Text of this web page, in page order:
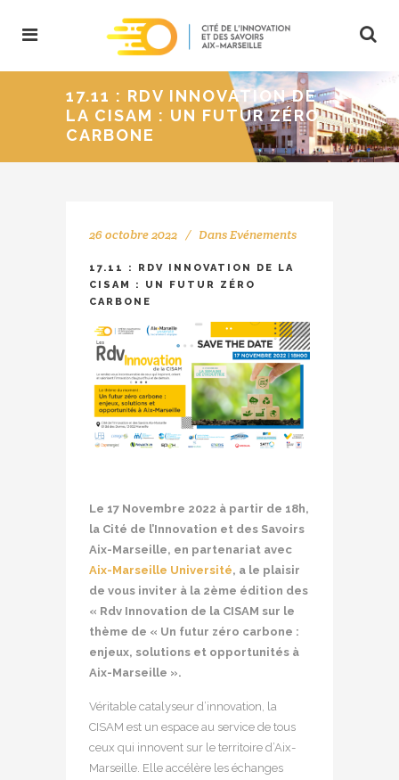
17.11 : RDV INNOVATION DE
LA CISAM : UN FUTUR ZÉRO
CARBONE
26 octobre 2022 Dans Evénements
17.11 : RDV INNOVATION DE LA
CISAM : UN FUTUR ZÉRO
CARBONE
Le 17 Novembre 2022 à partir de 18h,
la Cité de l’Innovation et des Savoirs
Aix-Marseille, en partenariat avec
Aix-Marseille Université, a le plaisir
de vous inviter à la 2ème édition des
« Rdv Innovation de la CISAM sur le
thème de « Un futur zéro carbone :
enjeux, solutions et opportunités à
Aix-Marseille ».
Véritable catalyseur d’innovation, la
CISAM est un espace au service de tous
ceux qui innovent sur le territoire d’Aix-
Marseille. Elle accélère les échanges